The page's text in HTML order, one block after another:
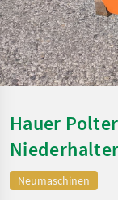
Hauer
Niederhalter
Neumaschinen